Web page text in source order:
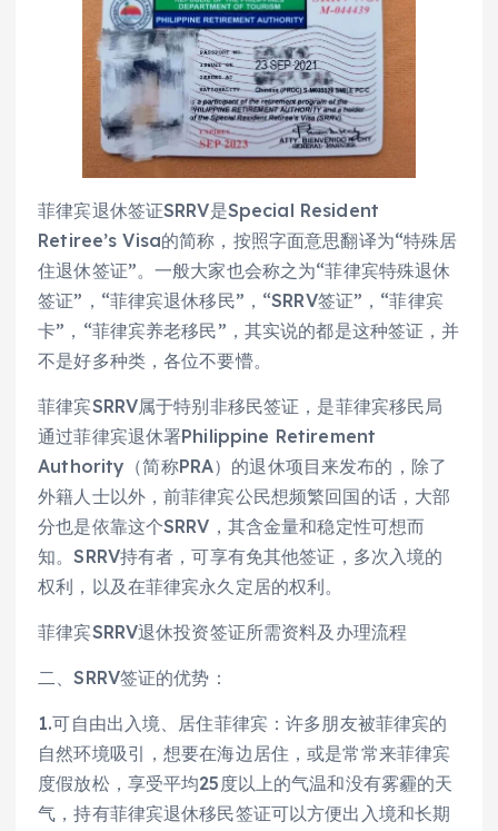
菲律宾退休签证SRRV是Special Resident
Retiree’s Visa的简称，按照字面意思翻译为“特殊居
住退休签证”。一般大家也会称之为“菲律宾特殊退休
签证”，“菲律宾退休移民”，“SRRV签证”，“菲律宾
卡”，“菲律宾养老移民”，其实说的都是这种签证，并
不是好多种类，各位不要懵。
菲律宾SRRV属于特别非移民签证，是菲律宾移民局
通过菲律宾退休署Philippine Retirement
Authority（简称PRA）的退休项目来发布的，除了
外籍人士以外，前菲律宾公民想频繁回国的话，大部
分也是依靠这个SRRV，其含金量和稳定性可想而
知。SRRV持有者，可享有免其他签证，多次入境的
权利，以及在菲律宾永久定居的权利。
菲律宾SRRV退休投资签证所需资料及办理流程
二、SRRV签证的优势：
1.可自由出入境、居住菲律宾：许多朋友被菲律宾的
自然环境吸引，想要在海边居住，或是常常来菲律宾
度假放松，享受平均25度以上的气温和没有雾霾的天
气，持有菲律宾退休移民签证可以方便出入境和长期